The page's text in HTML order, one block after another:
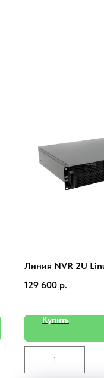
Линия NVR 2U
129 600 р.
Купить